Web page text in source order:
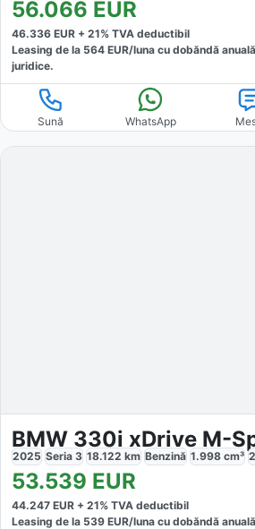
56.066 EUR
46.336 EUR + 21% TVA deductibil
Leasing de la 564 EUR/luna cu dobăndă anuală
juridice.
Sună WhatsApp
BMW 330i xDrive M-
2025 Seria 3 18.122 km Benzină 1.998 cm³
53.539 EUR
44.247 EUR + 21% TVA deductibil
Leasing de la 539 EUR/luna cu dobăndă anuală